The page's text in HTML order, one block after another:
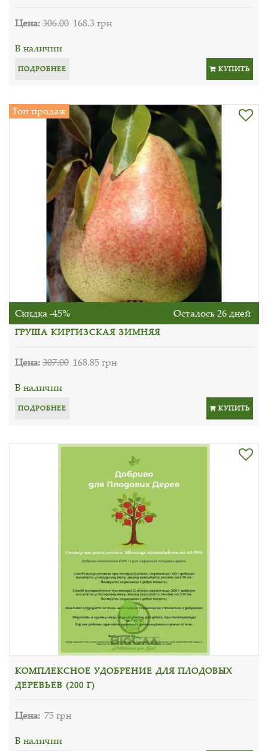
Цена:306.00 168.3 грн
В наличии
ПОДРОБНЕЕ КУПИТЬ
Топ продаж
Скидка -45% Осталось 26 дней
ГРУША КИРГИЗСКАЯ ЗИМНЯЯ
Цена:307.00 168.85 грн
В наличии
ПОДРОБНЕЕ КУПИТЬ
КОМПЛЕКСНОЕ УДОБРЕНИЕ ДЛЯ ПЛОДОВЫХ
ДЕРЕВЬЕВ (200 Г)
Цена: 75 грн
В наличии